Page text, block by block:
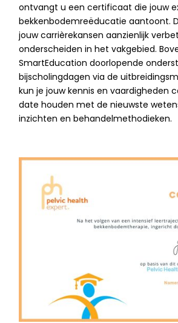
ontvangt u een certificaat die jouw
bekkenbodemreëducatie aantoont.
jouw carrièrekansen aanzienlijk
onderscheiden in het vakgebied.
SmartEducation doorlopende
bijscholingdagen via de
kun je jouw kennis en vaardigheden
date houden met de nieuwste
inzichten en behandelmethodieken.